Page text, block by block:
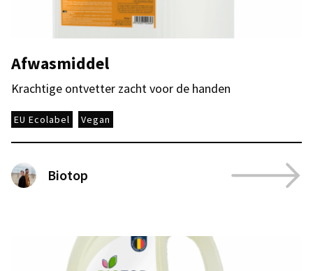
Afwasmiddel
Krachtige ontvetter zacht voor de handen
EU Ecolabel Vegan
Biotop